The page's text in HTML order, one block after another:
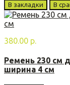
В закладки
В
380.00 р.
Ремень 230 см
ширина 4 см